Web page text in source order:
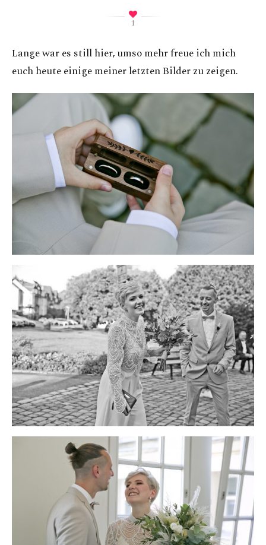
1
Lange war es still hier, umso mehr freue ich mich
euch heute einige meiner letzten Bilder zu zeigen.